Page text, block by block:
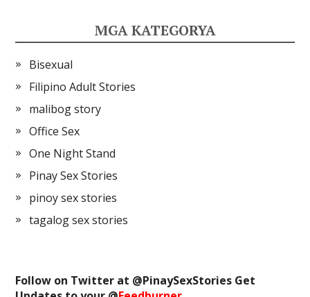
MGA KATEGORYA
Bisexual
Filipino Adult Stories
malibog story
Office Sex
One Night Stand
Pinay Sex Stories
pinoy sex stories
tagalog sex stories
Follow on Twitter at @PinaySexStories Get